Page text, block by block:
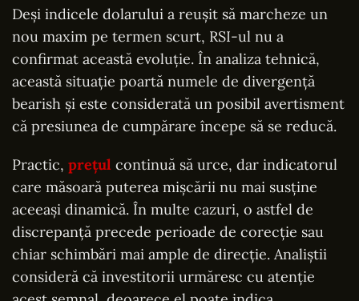
Deși indicele dolarului a reușit să marcheze un
nou maxim pe termen scurt, RSI-ul nu a
confirmat această evoluție. În analiza tehnică,
această situație poartă numele de divergență
bearish și este considerată un posibil avertisment
că presiunea de cumpărare începe să se reducă.
Practic, prețul continuă să urce, dar indicatorul
care măsoară puterea mișcării nu mai susține
aceeași dinamică. În multe cazuri, o astfel de
discrepanță precede perioade de corecție sau
chiar schimbări mai ample de direcție. Analiștii
consideră că investitorii urmăresc cu atenție